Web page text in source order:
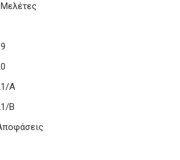
Μελέτες
Α
Β